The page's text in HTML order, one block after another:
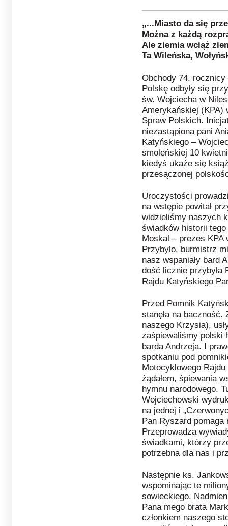
„...Miasto da się
Można z każdą
Ale ziemia wciąż
Ta Wileńska,
Obchody 74.
Polskę odbyły się
św. Wojciecha w
Amerykańskiej (KPA)
Spraw Polskich.
niezastąpiona pani
Katyńskiego –
smoleńskiej 10
kiedyś ukaże się
przesączonej
Uroczystości
na wstępie powitał
widzieliśmy naszych
świadków historii
Moskal – prezes KPA
Przybylo, burmistrz
nasz wspaniały bard
dość licznie przybyła
Rajdu Katyńskiego
Przed Pomnik
stanęła na baczność.
naszego Krzysia),
zaśpiewaliśmy polski
barda Andrzeja. I
spotkaniu pod
Motocyklowego
żądałem, śpiewania
hymnu narodowego.
Wojciechowski
na jednej i
Pan Ryszard
Przeprowadza
świadkami, którzy
potrzebna dla nas i
Następnie ks.
wspominając te
sowieckiego.
Pana mego brata
członkiem naszego